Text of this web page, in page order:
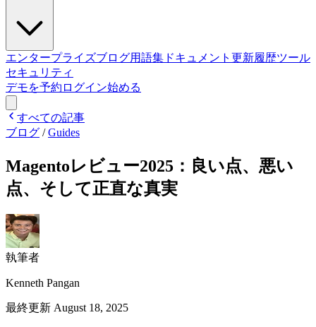
エンタープライズブログ用語集 ドキュメント 更新履歴ツール
セキュリティ
デモを予約 ログイン始める
すべての記事
ブログ /Guides
Magentoレビュー2025：良い点、悪い
点、そして正直な真実
執筆者
Kenneth Pangan
最終更新 August 18, 2025